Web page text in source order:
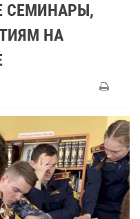
СЕМИНАРЫ,
НА